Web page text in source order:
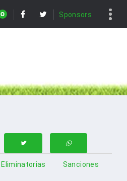
0 Sponsors
Eliminatorias Sanciones